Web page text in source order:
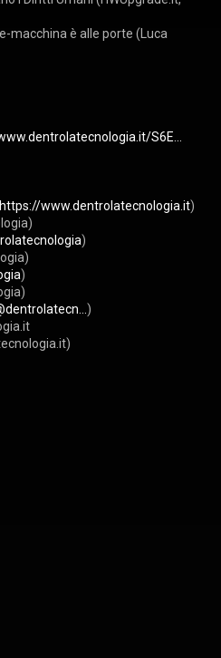
macchina è alle porte (Luca
S6E...
https://www.dentrolatecnologia.it)
)
)
)